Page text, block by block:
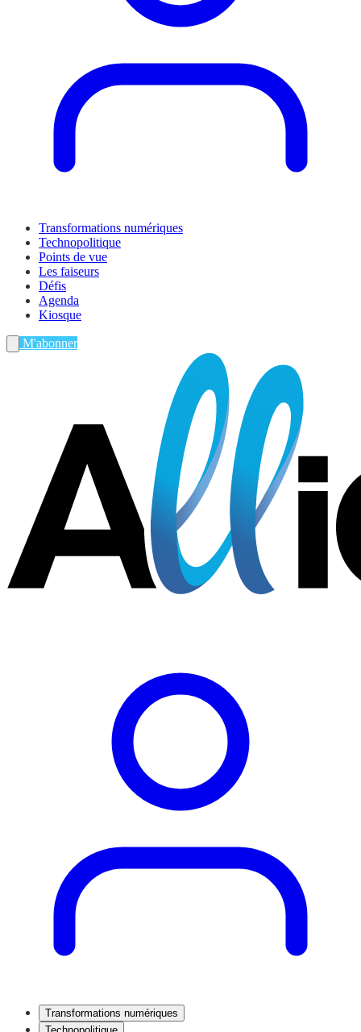
Transformations numériques
Technopolitique
Points de vue
Les faiseurs
Défis
Agenda
Kiosque
M'abonner
Transformations numériques